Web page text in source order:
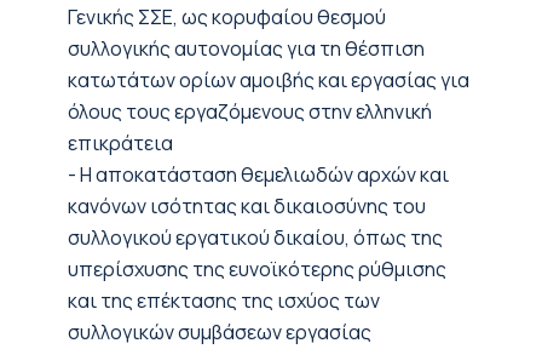
Γενικής ΣΣΕ, ως κορυφαίου θεσμού
συλλογικής αυτονομίας για τη θέσπιση
κατωτάτων ορίων αμοιβής και εργασίας για
όλους τους εργαζόμενους στην ελληνική
επικράτεια
- Η αποκατάσταση θεμελιωδών αρχών και
κανόνων ισότητας και δικαιοσύνης του
συλλογικού εργατικού δικαίου, όπως της
υπερίσχυσης της ευνοϊκότερης ρύθμισης
και της επέκτασης της ισχύος των
συλλογικών συμβάσεων εργασίας